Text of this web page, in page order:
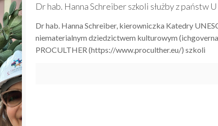
Dr hab. Hanna Schreiber szkoli służby z państw
Dr hab. Hanna Schreiber, kierowniczka Katedry
niematerialnym dziedzictwem kulturowym
PROCULTHER (https://www.proculther.eu/) szkoli